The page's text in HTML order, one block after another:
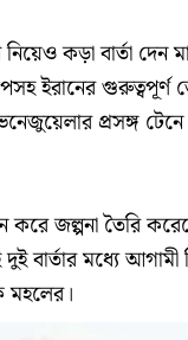
কড়া বার্তা দেন
ইরানের গুরুত্বপূর্ণ
প্রসঙ্গ
করে জল্পনা তৈরি
বার্তার মধ্যে আগামী
মহলের।